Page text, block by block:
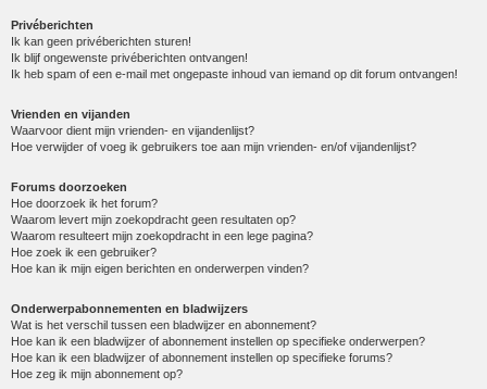
Privéberichten
Ik kan geen privéberichten sturen!
Ik blijf ongewenste privéberichten ontvangen!
Ik heb spam of een e-mail met ongepaste inhoud van iemand op dit forum ontvangen!
Vrienden en vijanden
Waarvoor dient mijn vrienden- en vijandenlijst?
Hoe verwijder of voeg ik gebruikers toe aan mijn vrienden- en/of vijandenlijst?
Forums doorzoeken
Hoe doorzoek ik het forum?
Waarom levert mijn zoekopdracht geen resultaten op?
Waarom resulteert mijn zoekopdracht in een lege pagina?
Hoe zoek ik een gebruiker?
Hoe kan ik mijn eigen berichten en onderwerpen vinden?
Onderwerpabonnementen en bladwijzers
Wat is het verschil tussen een bladwijzer en abonnement?
Hoe kan ik een bladwijzer of abonnement instellen op specifieke onderwerpen?
Hoe kan ik een bladwijzer of abonnement instellen op specifieke forums?
Hoe zeg ik mijn abonnement op?